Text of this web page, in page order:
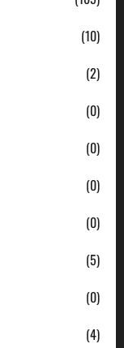
(10)
(2)
(0)
(0)
(0)
(0)
(5)
(0)
(4)